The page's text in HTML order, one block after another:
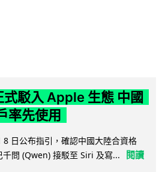
式駁入 Apple 生態 中國
率先使用
日公布指引，確認中國大陸合資格
問 (Qwen) 接駁至 Siri 及寫...
閱讀